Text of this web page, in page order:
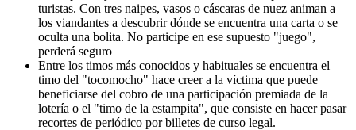
turistas. Con tres naipes, vasos o cáscaras de nuez animan a
los viandantes a descubrir dónde se encuentra una carta o se
oculta una bolita. No participe en ese supuesto "juego",
perderá seguro
Entre los timos más conocidos y habituales se encuentra el
timo del "tocomocho" hace creer a la víctima que puede
beneficiarse del cobro de una participación premiada de la
lotería o el "timo de la estampita", que consiste en hacer pasar
recortes de periódico por billetes de curso legal.